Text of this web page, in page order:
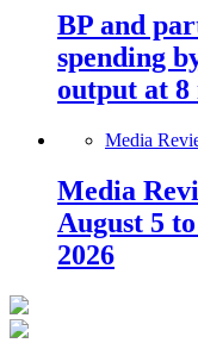
BP and
spending
output at
Media
Media
August 5
2026